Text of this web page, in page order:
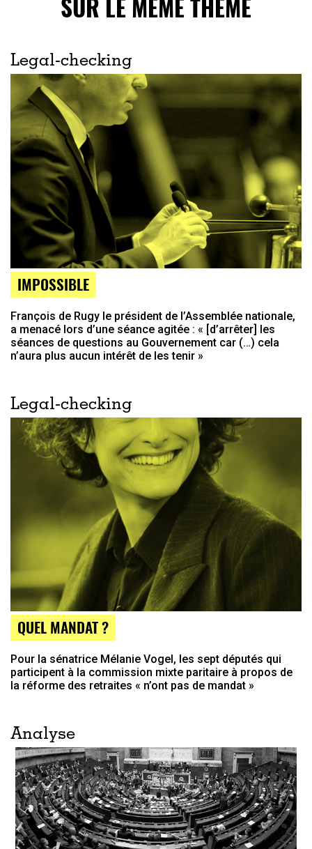
SUR LE MÊME THÈME
Legal-checking
IMPOSSIBLE
François de Rugy le président de l’Assemblée nationale,
a menacé lors d’une séance agitée : « [d’arrêter] les
séances de questions au Gouvernement car (…) cela
n’aura plus aucun intérêt de les tenir »
Legal-checking
QUEL MANDAT ?
Pour la sénatrice Mélanie Vogel, les sept députés qui
participent à la commission mixte paritaire à propos de
la réforme des retraites « n’ont pas de mandat »
Analyse